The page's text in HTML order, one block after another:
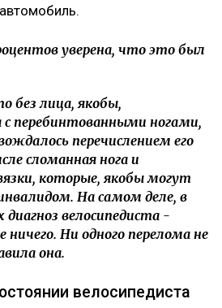
уверена, что это был
без лица, якобы,
с перебинтованными ногами,
перечислением его
сломанная нога и
которые, якобы могут
На самом деле, в
диагноз велосипедиста -
Ни одного перелома не
она.
велосипедиста